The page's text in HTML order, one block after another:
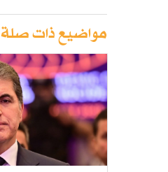
مواضيع ذات صلة